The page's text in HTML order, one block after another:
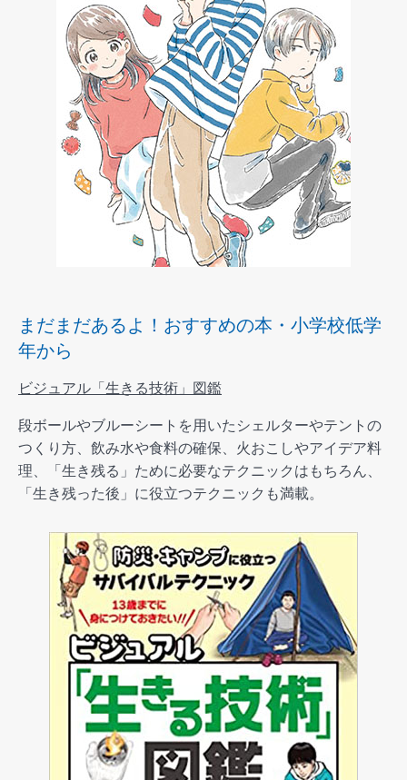
まだまだあるよ！おすすめの本・小学校低学
年から
ビジュアル「生きる技術」図鑑
段ボールやブルーシートを用いたシェルターやテントの
つくり方、飲み水や食料の確保、火おこしやアイデア料
理、「生き残る」ために必要なテクニックはもちろん、
「生き残った後」に役立つテクニックも満載。